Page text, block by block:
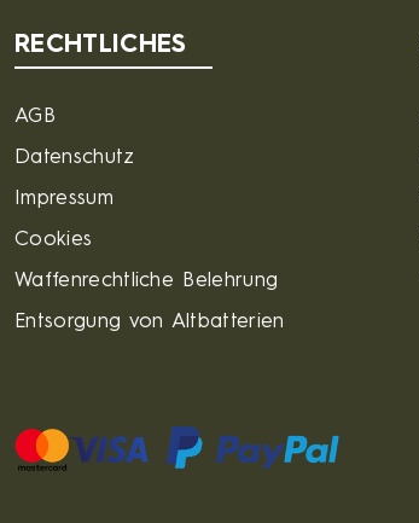
RECHTLICHES
AGB
Datenschutz
Impressum
Cookies
Waffenrechtliche Belehrung
Entsorgung von Altbatterien